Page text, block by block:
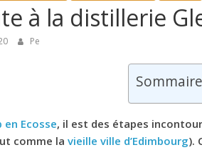
à la distillerie
Pe
Sommaire
Ecosse, il est des étapes
comme la vieille ville d’Edimbourg).